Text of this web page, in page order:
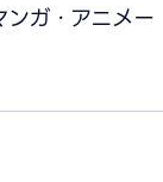
ガ・アニメー